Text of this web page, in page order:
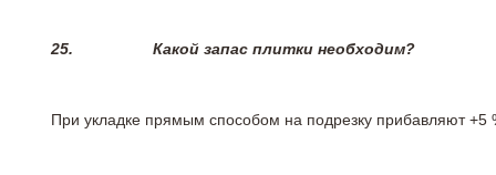
25. Какой запас плитки необходим?
При укладке прямым способом на подрезку прибавляют +5